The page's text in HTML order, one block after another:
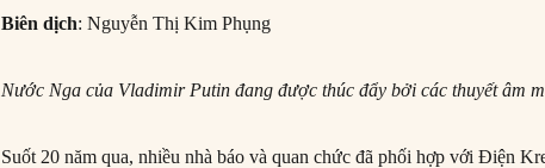
Biên dịch: Nguyễn Thị Kim Phụng
Nước Nga của Vladimir Putin đang được thúc đẩy bởi các thuyết âm
Suốt 20 năm qua, nhiều nhà báo và quan chức đã phối hợp với Điện